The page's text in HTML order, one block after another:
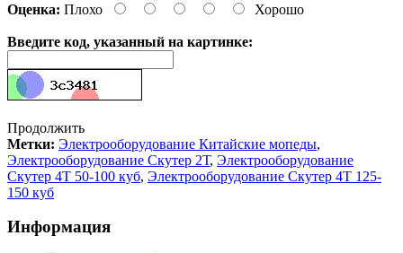
Оценка: Плохо Хорошо
Введите код, указанный на картинке:
Продолжить
Метки: Электрооборудование Китайские мопеды,
Электрооборудование Скутер 2Т, Электрооборудование
Скутер 4Т 50-100 куб, Электрооборудование Скутер 4Т 125-
150 куб
Информация